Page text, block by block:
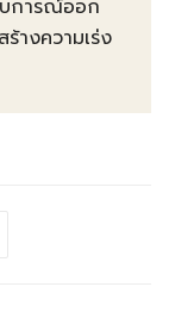
การณ์ออก
ร้างความเร่ง